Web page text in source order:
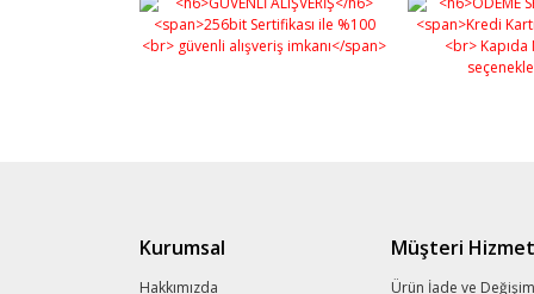
Kurumsal
Hakkımızda
Müşteri
Ürün İade ve Değişim